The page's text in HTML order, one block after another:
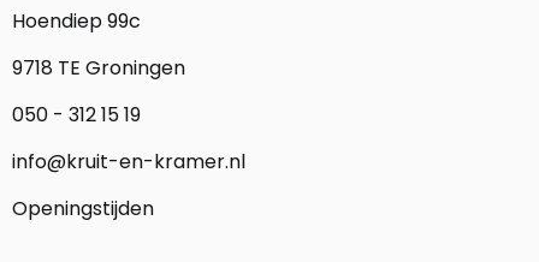
Hoendiep 99c
9718 TE Groningen
050 - 312 15 19
info@kruit-en-kramer.nl
Openingstijden